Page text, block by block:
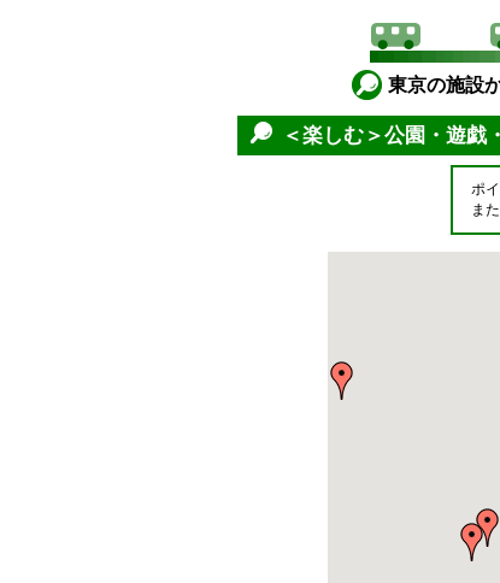
東京の施設
＜楽しむ＞公園・遊戯
ポ
ま